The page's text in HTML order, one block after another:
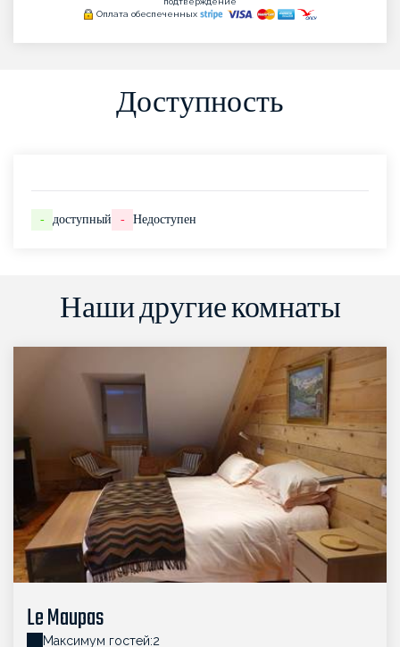
Оплата обеспеченных
Доступность
- доступный - Недоступен
Наши другие комнаты
Le Maupas
Максимум гостей:2